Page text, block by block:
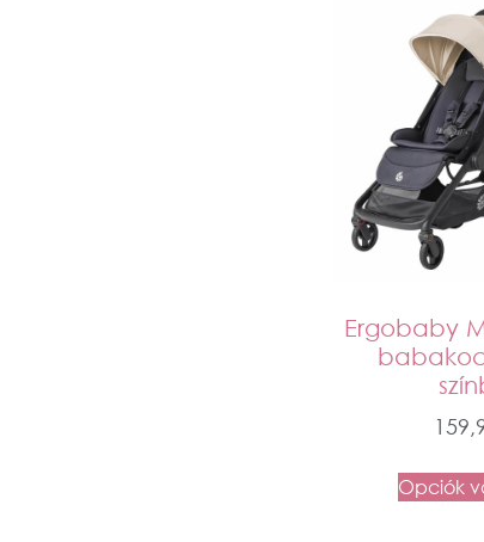
Ergobaby
Opciók